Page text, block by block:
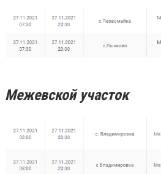
Межевской участок